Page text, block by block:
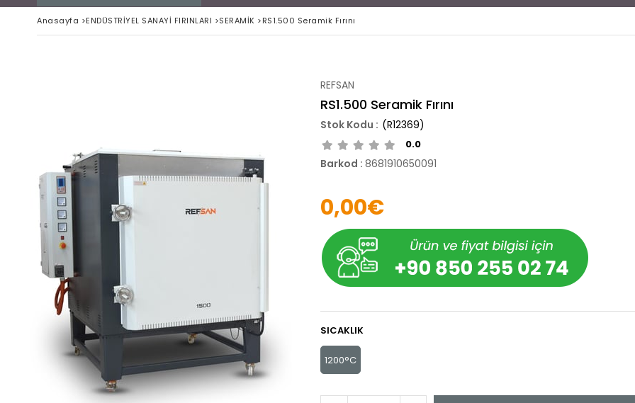
Anasayfa >ENDÜSTRİYEL SANAYİ FIRINLARI >SERAMİK >RS1.500 Seramik Fırını
REFSAN
RS1.500 Seramik Fırını
(R12369)
0.0
Barkod : 8681910650091
0,00€
SICAKLIK
1200°C